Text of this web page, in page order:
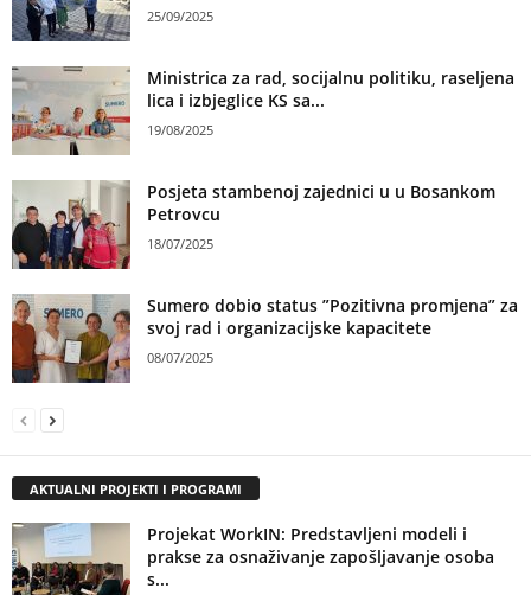
25/09/2025
Ministrica za rad, socijalnu politiku, raseljena
lica i izbjeglice KS sa...
19/08/2025
Posjeta stambenoj zajednici u u Bosankom
Petrovcu
18/07/2025
Sumero dobio status ”Pozitivna promjena” za
svoj rad i organizacijske kapacitete
08/07/2025
AKTUALNI PROJEKTI I PROGRAMI
Projekat WorkIN: Predstavljeni modeli i
prakse za osnaživanje zapošljavanje osoba
s...